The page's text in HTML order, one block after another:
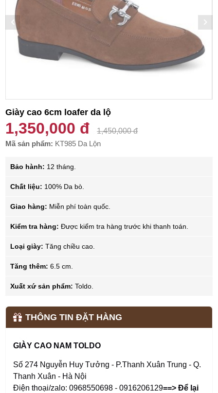
Giày cao 6cm loafer da lộ
1,350,000 đ
1,450,000 đ
Mã sản phẩm: KT985 Da Lộn
Bảo hành: 12 tháng.
Chất liệu: 100% Da bò.
Giao hàng: Miễn phí toàn quốc.
Kiểm tra hàng: Được kiểm tra hàng trước khi thanh toán.
Loại giày: Tăng chiều cao.
Tăng thêm: 6.5 cm.
Xuất xứ sản phẩm: Toldo.
THÔNG TIN ĐẶT HÀNG
GIÀY CAO NAM TOLDO
Số 274 Nguyễn Huy Tưởng - P.Thanh Xuân Trung - Q.
Thanh Xuân - Hà Nội
Điện thoại/zalo: 0968550698 - 0916206129==> Để lại